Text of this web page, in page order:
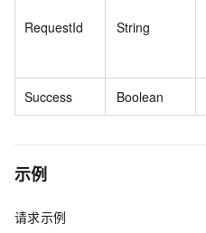
RequestId String
Success Boolean
示例
请求示例